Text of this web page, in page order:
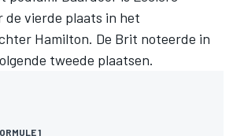
de vierde plaats in het
Hamilton. De Brit noteerde in
tweede plaatsen.
1